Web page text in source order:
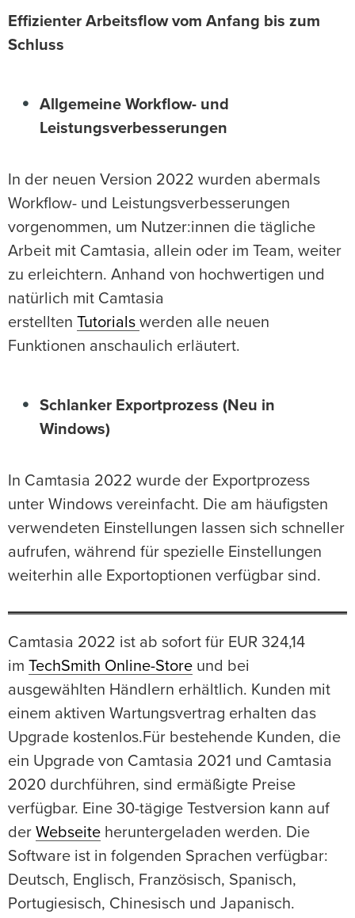
Effizienter Arbeitsflow vom Anfang bis zum
Schluss
Allgemeine Workflow- und
Leistungsverbesserungen
In der neuen Version 2022 wurden abermals
Workflow- und Leistungsverbesserungen
vorgenommen, um Nutzer:innen die tägliche
Arbeit mit Camtasia, allein oder im Team, weiter
zu erleichtern. Anhand von hochwertigen und
natürlich mit Camtasia
erstellten Tutorials werden alle neuen
Funktionen anschaulich erläutert.
Schlanker Exportprozess (Neu in
Windows)
In Camtasia 2022 wurde der Exportprozess
unter Windows vereinfacht. Die am häufigsten
verwendeten Einstellungen lassen sich schneller
aufrufen, während für spezielle Einstellungen
weiterhin alle Exportoptionen verfügbar sind.
Camtasia 2022 ist ab sofort für EUR 324,14
im TechSmith Online-Store und bei
ausgewählten Händlern erhältlich. Kunden mit
einem aktiven Wartungsvertrag erhalten das
Upgrade kostenlos.Für bestehende Kunden, die
ein Upgrade von Camtasia 2021 und Camtasia
2020 durchführen, sind ermäßigte Preise
verfügbar. Eine 30-tägige Testversion kann auf
der Webseite heruntergeladen werden. Die
Software ist in folgenden Sprachen verfügbar:
Deutsch, Englisch, Französisch, Spanisch,
Portugiesisch, Chinesisch und Japanisch.